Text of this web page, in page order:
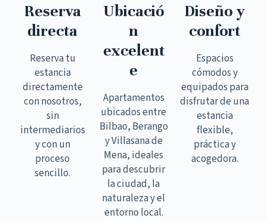
Reserva
directa
Reserva tu
estancia
directamente
con nosotros,
sin
intermediarios
y con un
proceso
sencillo.
Ubicació
n
excelent
e
Apartamentos
ubicados entre
Bilbao, Berango
y Villasana de
Mena, ideales
para descubrir
la ciudad, la
naturaleza y el
entorno local.
Diseño y
confort
Espacios
cómodos y
equipados para
disfrutar de una
estancia
flexible,
práctica y
acogedora.